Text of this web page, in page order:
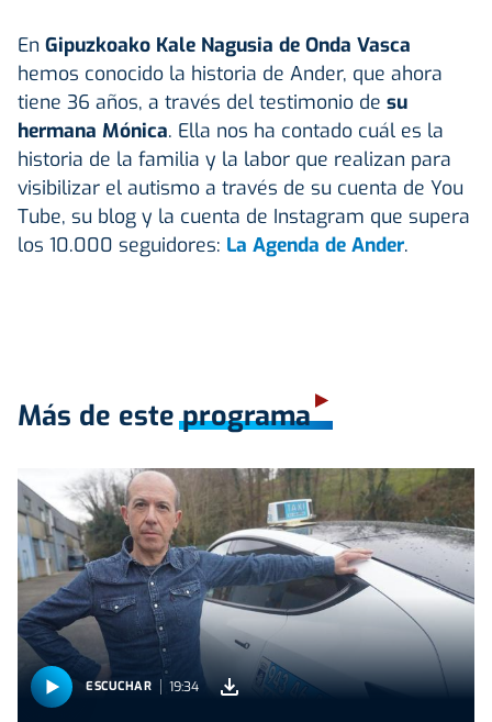
En Gipuzkoako Kale Nagusia de Onda Vasca
hemos conocido la historia de Ander, que ahora
tiene 36 años, a través del testimonio de su
hermana Mónica. Ella nos ha contado cuál es la
historia de la familia y la labor que realizan para
visibilizar el autismo a través de su cuenta de You
Tube, su blog y la cuenta de Instagram que supera
los 10.000 seguidores: La Agenda de Ander.
Más de este programa
ESCUCHAR 19:34